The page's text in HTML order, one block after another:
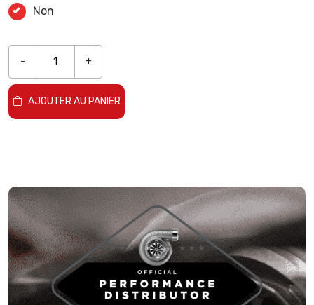
Non
- +
AJOUTER AU PANIER